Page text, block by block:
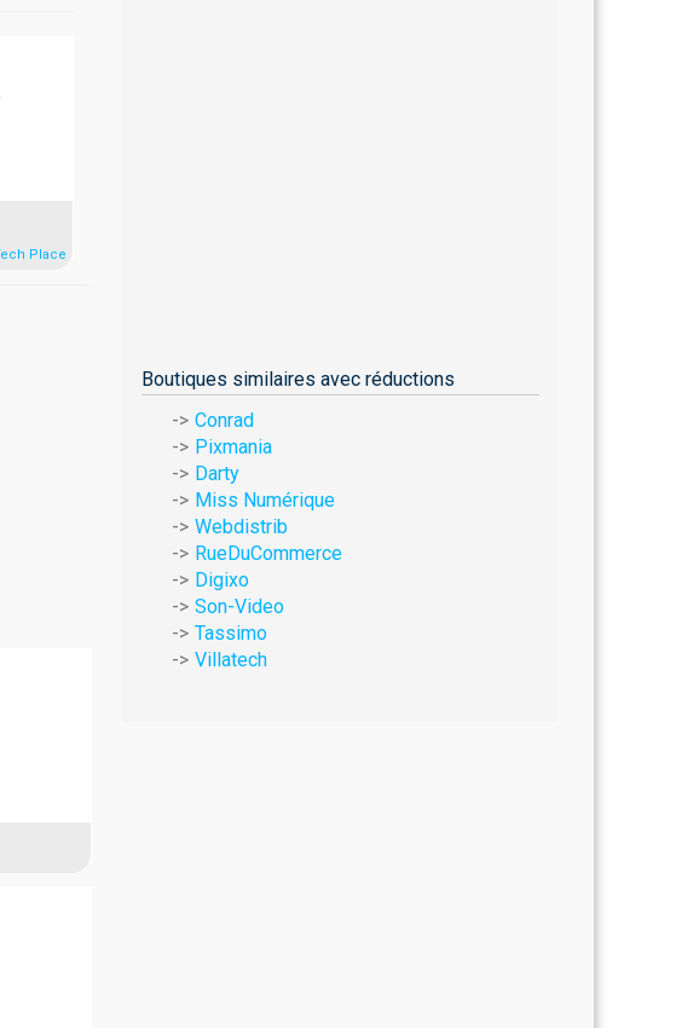
Place
Boutiques similaires avec réductions
Conrad
Pixmania
Darty
Miss Numérique
Webdistrib
RueDuCommerce
Digixo
Son-Video
Tassimo
Villatech